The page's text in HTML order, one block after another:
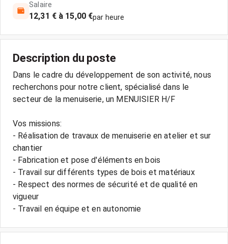
Salaire
12,31 € à 15,00 €par heure
Description du poste
Dans le cadre du développement de son activité, nous
recherchons pour notre client, spécialisé dans le
secteur de la menuiserie, un MENUISIER H/F
Vos missions:
- Réalisation de travaux de menuiserie en atelier et sur
chantier
- Fabrication et pose d'éléments en bois
- Travail sur différents types de bois et matériaux
- Respect des normes de sécurité et de qualité en
vigueur